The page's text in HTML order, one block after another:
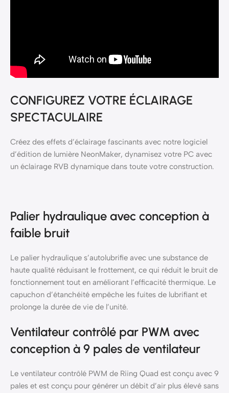
CONFIGUREZ VOTRE ÉCLAIRAGE
SPECTACULAIRE
Créez des effets d’éclairage fascinants avec notre logiciel
d’édition de lumière NeonMaker, dynamisez votre PC avec
un éclairage RVB dynamique dans toute votre construction.
Palier hydraulique avec conception à
faible bruit
Le palier hydraulique s’autolubrifie avec une substance de
haute qualité réduisant le frottement, ce qui réduit le bruit de
fonctionnement tout en améliorant l’efficacité thermique. Le
capuchon d’étanchéité empêche les fuites de lubrifiant et
prolonge la durée de vie de l’unité.
Ventilateur contrôlé par PWM avec
conception à 9 pales de ventilateur
Le ventilateur contrôlé PWM de Riing Quad est conçu avec 9
pales et est conçu pour générer un débit d’air plus élevé sans